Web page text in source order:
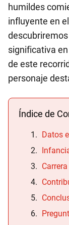
humildes
influyente en
significativa
de este
personaje
Índice de
Datos